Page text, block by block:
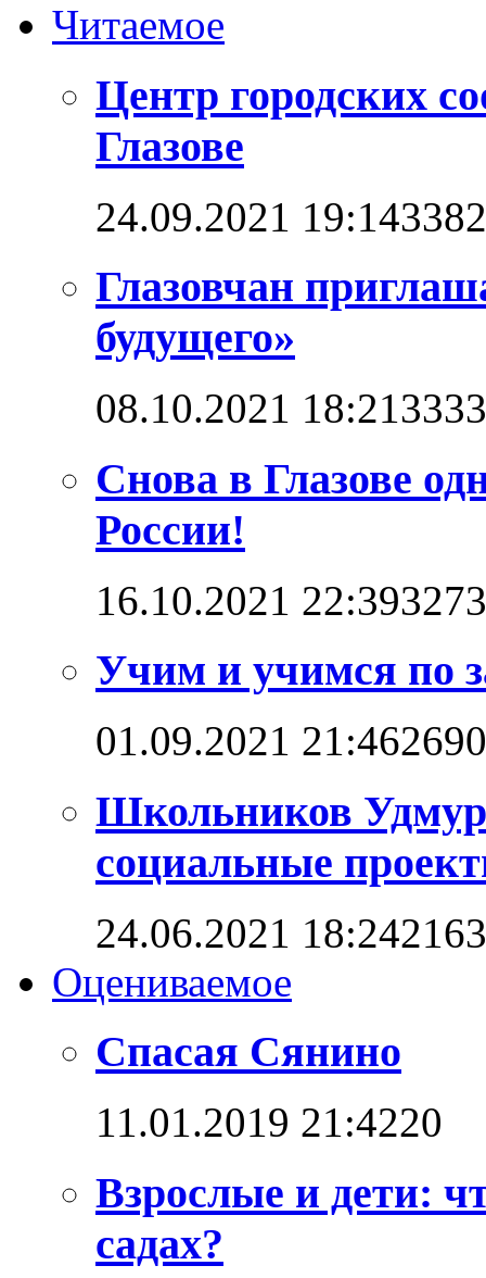
Читаемое
Центр городских
Глазове
24.09.2021 19:14
Глазовчан
будущего»
08.10.2021 18:21
Снова в Глазове
России!
16.10.2021 22:39
Учим и учимся по
01.09.2021 21:46
Школьников
социальные
24.06.2021 18:24
Оцениваемое
Спасая Сянино
11.01.2019 21:4220
Взрослые и дети:
садах?